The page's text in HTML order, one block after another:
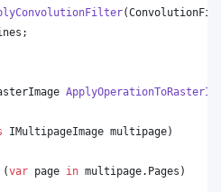
(
;
IMultipageImage multipage)
(var page in multipage. Pages )